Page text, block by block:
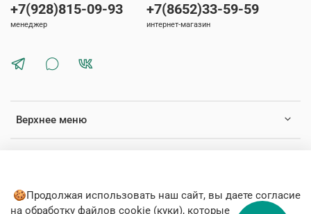
Верхнее меню
+7(928)815-09-93
менеджер
+7(8652)33-59-59
интернет-магазин
🍪Продолжая использовать наш сайт, вы даете согласие
на обработку файлов cookie (куки), которые